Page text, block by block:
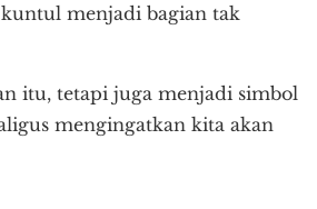
menjadi bagian tak
itu, tetapi juga menjadi simbol
mengingatkan kita akan